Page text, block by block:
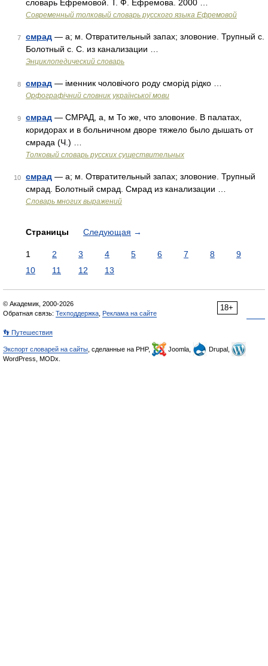
словарь Ефремовой. Т. Ф. Ефремова. 2000 …
Современный толковый словарь русского языка Ефремовой
7 смрад — а; м. Отвратительный запах; зловоние. Трупный с.
Болотный с. С. из канализации …
Энциклопедический словарь
8 смрад — іменник чоловічого роду сморід рідко …
Орфографічний словник української мови
9 смрад — СМРАД, а, м То же, что зловоние. В палатах,
коридорах и в больничном дворе тяжело было дышать от
смрада (Ч.) …
Толковый словарь русских существительных
10 смрад — а; м. Отвратительный запах; зловоние. Трупный
смрад. Болотный смрад. Смрад из канализации …
Словарь многих выражений
Страницы Следующая →
1 2 3 4 5 6 7 8
9
10
11 12 13
18+
© Академик, 2000-2026
Обратная связь: Техподдержка Реклама на сайте
👣 Путешествия
Экспорт словарей на сайты , сделанные на PHP, Joomla,
Drupal,
WordPress, MODx.